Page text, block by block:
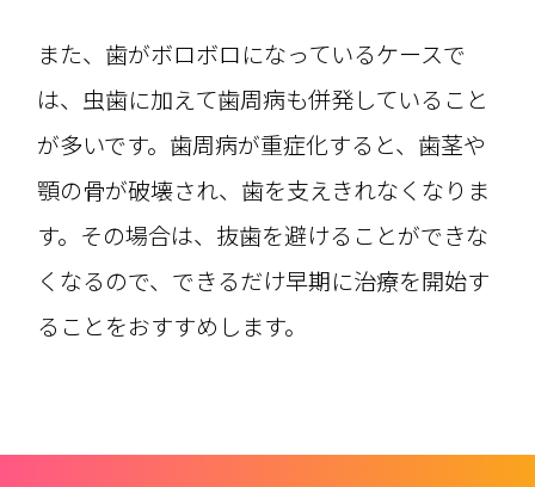
また、歯がボロボロになっているケースで
は、虫歯に加えて歯周病も併発していること
が多いです。歯周病が重症化すると、歯茎や
顎の骨が破壊され、歯を支えきれなくなりま
す。その場合は、抜歯を避けることができな
くなるので、できるだけ早期に治療を開始す
ることをおすすめします。